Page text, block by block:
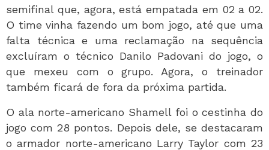
semifinal que, agora, está empatada em 02 a 02.
O time vinha fazendo um bom jogo, até que uma
falta técnica e uma reclamação na sequência
excluíram o técnico Danilo Padovani do jogo, o
que mexeu com o grupo. Agora, o treinador
também ficará de fora da próxima partida.
O ala norte-americano Shamell foi o cestinha do
jogo com 28 pontos. Depois dele, se destacaram
o armador norte-americano Larry Taylor com 23